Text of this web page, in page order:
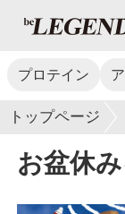
プロテイン
トップページ
お盆休